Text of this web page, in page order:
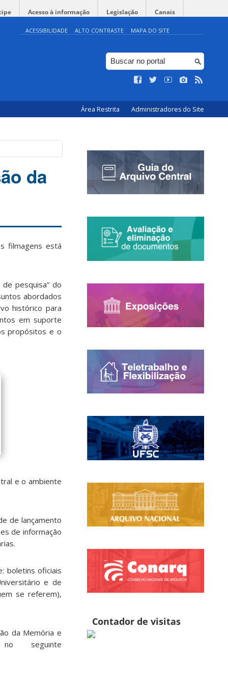
Acesso à informação Legislação Canais
ACESSIBILIDADE ALTO CONTRASTE MAPA DO SITE
Área Restrita Administradores do Site
da
filmagens está
pesquisa” do
abordados
histórico para
em suporte
propósitos e o
e o ambiente
de lançamento
de informação
boletins oficiais
e de
se referem),
da Memória e
seguinte
Contador de visitas